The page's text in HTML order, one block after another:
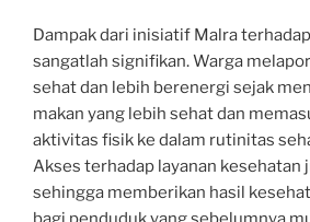
Dampak dari inisiatif Malra
sangatlah signifikan. Warga
sehat dan lebih berenergi sejak
makan yang lebih sehat dan
aktivitas fisik ke dalam rutinitas
Akses terhadap layanan kesehatan
sehingga memberikan hasil